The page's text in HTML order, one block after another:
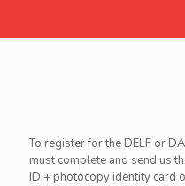
To register for the DELF or
must complete and send us
ID + photocopy identity card